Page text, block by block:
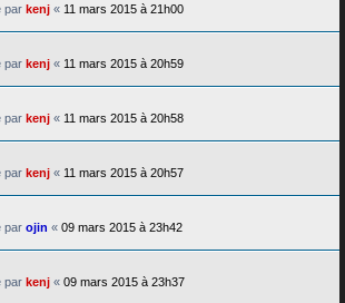
par kenj « 11 mars 2015 à 21h00
par kenj « 11 mars 2015 à 20h59
par kenj « 11 mars 2015 à 20h58
par kenj « 11 mars 2015 à 20h57
par ojin « 09 mars 2015 à 23h42
par kenj « 09 mars 2015 à 23h37